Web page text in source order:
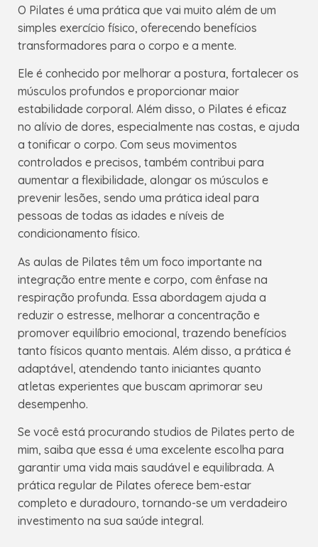
O Pilates é uma prática que vai muito além de um
simples exercício físico, oferecendo benefícios
transformadores para o corpo e a mente.
Ele é conhecido por melhorar a postura, fortalecer os
músculos profundos e proporcionar maior
estabilidade corporal. Além disso, o Pilates é eficaz
no alívio de dores, especialmente nas costas, e ajuda
a tonificar o corpo. Com seus movimentos
controlados e precisos, também contribui para
aumentar a flexibilidade, alongar os músculos e
prevenir lesões, sendo uma prática ideal para
pessoas de todas as idades e níveis de
condicionamento físico.
As aulas de Pilates têm um foco importante na
integração entre mente e corpo, com ênfase na
respiração profunda. Essa abordagem ajuda a
reduzir o estresse, melhorar a concentração e
promover equilíbrio emocional, trazendo benefícios
tanto físicos quanto mentais. Além disso, a prática é
adaptável, atendendo tanto iniciantes quanto
atletas experientes que buscam aprimorar seu
desempenho.
Se você está procurando studios de Pilates perto de
mim, saiba que essa é uma excelente escolha para
garantir uma vida mais saudável e equilibrada. A
prática regular de Pilates oferece bem-estar
completo e duradouro, tornando-se um verdadeiro
investimento na sua saúde integral.